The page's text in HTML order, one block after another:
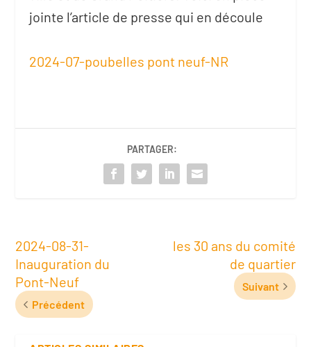
jointe l’article de presse qui en découle
2024-07-poubelles pont neuf-NR
PARTAGER:
2024-08-31-
Inauguration du
Pont-Neuf
Précédent
les 30 ans du comité
de quartier
Suivant